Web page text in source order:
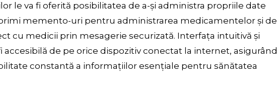
le va fi oferită posibilitatea de a-și administra propriile date
memento-uri pentru administrarea medicamentelor și de
cu medicii prin mesagerie securizată. Interfața intuitivă și
accesibilă de pe orice dispozitiv conectat la internet, asigurând
constantă a informațiilor esențiale pentru sănătatea